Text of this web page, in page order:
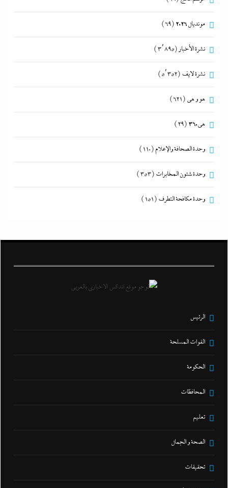
مونديال 2026 (69)
نشرة الأخبار (3٬895)
نشرة لايف (5٬352)
هو و هي (621)
هى360 (29)
وحدة الصحافة والإعلام(110)
وحدة شئون المخابرات (353)
وحدة مكافحة التطرف (151)
الرئيس
القوات المسلحة
الحكومة
المحافظات
تعليم
الصحة و الجمال
تحقيقات